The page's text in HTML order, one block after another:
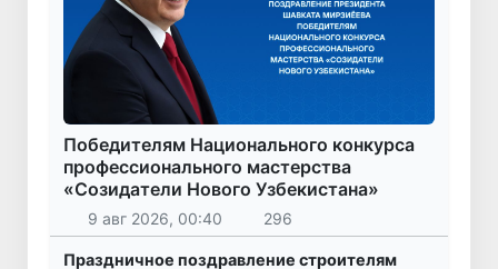
Победителям Национального конкурса
профессионального мастерства
«Созидатели Нового Узбекистана»
9 авг 2026, 00:40 296
Праздничное поздравление строителям